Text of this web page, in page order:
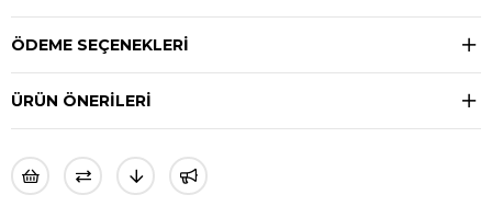
ÖDEME SEÇENEKLERI
ÜRÜN ÖNERILERI